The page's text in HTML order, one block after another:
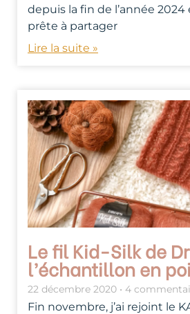
depuis la fin de l’année 2024
prête à partager
Lire la suite »
Le fil Kid-Silk de
l’échantillon en
22 décembre 2020 4
Fin novembre, j’ai rejoint le